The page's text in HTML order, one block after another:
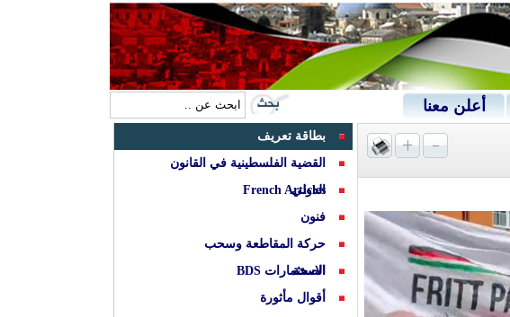
أعلن معنا
بطاقة تعريف
القضية الفلسطينية في القانون
الدولي
French Articles
فنون
حركة المقاطعة وسحب
الاستثمارات BDS
الصحة
أقوال مأثورة